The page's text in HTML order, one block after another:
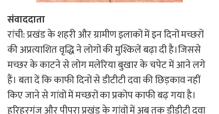
संवाददाता
रांची: प्रखंड के शहरी और ग्रामीण इलाकों में इन दिनों मच्छरों
की अप्रत्याशित वृद्धि ने लोगों की मुश्किलें बढ़ा दी है।जिससे
मच्छर के काटने से लोग मलेरिया बुखार के चपेट में आने लगे
हैं। बता दें कि काफी दिनों से डीटीटी दवा की छिड़काव नहीं
किए जाने से गांवों में मच्छरों का प्रकोप काफी बढ़ गया है।
हरिहरगंज और पीपरा प्रखंड के गांवों में अब तक डीडीटी दवा